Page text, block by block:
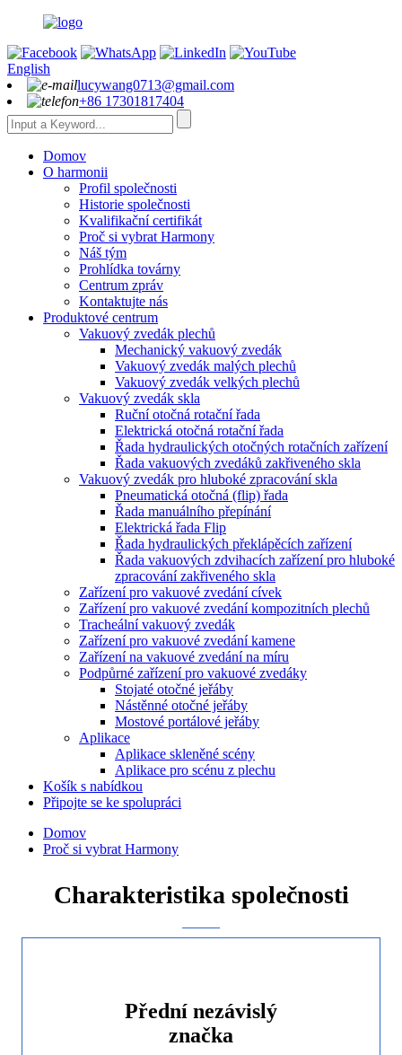
English
lucywang0713@gmail.com
+86 17301817404
Domov
O harmonii
Profil společnosti
Historie společnosti
Kvalifikační certifikát
Proč si vybrat Harmony
Náš tým
Prohlídka továrny
Centrum zpráv
Kontaktujte nás
Produktové centrum
Vakuový zvedák plechů
Mechanický vakuový zvedák
Vakuový zvedák malých plechů
Vakuový zvedák velkých plechů
Vakuový zvedák skla
Ruční otočná rotační řada
Elektrická otočná rotační řada
Řada hydraulických otočných rotačních zařízení
Řada vakuových zvedáků zakřiveného skla
Vakuový zvedák pro hluboké zpracování skla
Pneumatická otočná (flip) řada
Řada manuálního přepínání
Elektrická řada Flip
Řada hydraulických překlápěcích zařízení
Řada vakuových zdvihacích zařízení pro hluboké
zpracování zakřiveného skla
Zařízení pro vakuové zvedání cívek
Zařízení pro vakuové zvedání kompozitních plechů
Tracheální vakuový zvedák
Zařízení pro vakuové zvedání kamene
Zařízení na vakuové zvedání na míru
Podpůrné zařízení pro vakuové zvedáky
Stojaté otočné jeřáby
Nástěnné otočné jeřáby
Mostové portálové jeřáby
Aplikace
Aplikace skleněné scény
Aplikace pro scénu z plechu
Košík s nabídkou
Připojte se ke spolupráci
Domov
Proč si vybrat Harmony
Charakteristika společnosti
Přední nezávislý
značka